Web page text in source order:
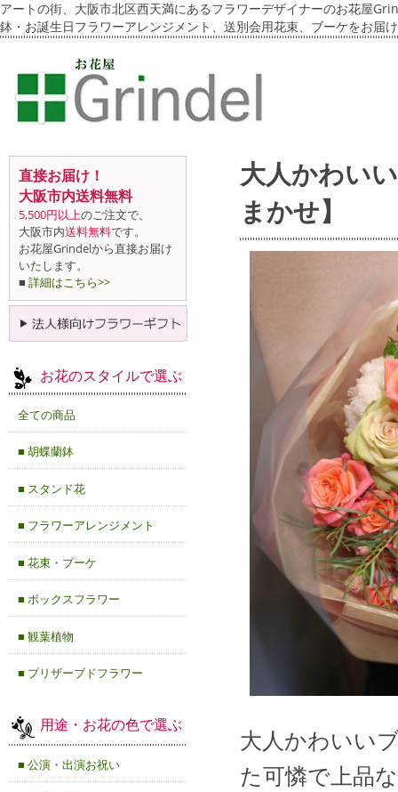
アートの街、大阪市北区西天満にあるフラワーデザイナーのお花屋
鉢・お誕生日フラワーアレンジメント、送別会用花束、ブーケをお届
大人かわい
まかせ】
大人かわいい
た可憐で上品
直接お届け！
大阪市内送料無料
5,500円以上のご注文で、
大阪市内送料無料です。
お花屋Grindelから直接お届け
いたします。
■ 詳細はこちら>>
お花のスタイルで選ぶ
全ての商品
■ 胡蝶蘭鉢
■ スタンド花
■ フラワーアレンジメント
■ 花束・ブーケ
■ ボックスフラワー
■ 観葉植物
■ プリザーブドフラワー
用途・お花の色で選ぶ
■ 公演・出演お祝い